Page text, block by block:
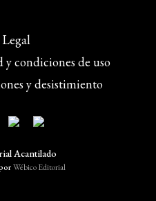
condiciones de uso
y desistimiento
Acantilado
Wébico Editorial